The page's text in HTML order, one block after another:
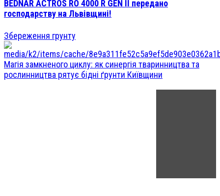
BEDNAR ACTROS RO 4000 R GEN II передано
господарству на Львівщині!
Збереження грунту
Магія замкненого циклу: як синергія тваринництва та
рослинництва рятує бідні ґрунти Київщини